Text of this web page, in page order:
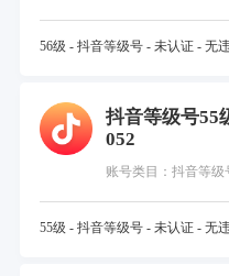
56级 - 抖音等级号 - 未认证 - 无
抖音等级号55
052
账号类目：抖音等级
55级 - 抖音等级号 - 未认证 - 无